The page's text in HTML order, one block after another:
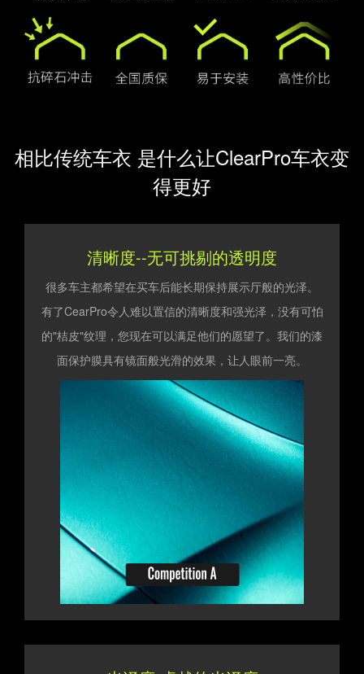
相比传统车衣 是什么让ClearPro车衣变
得更好
清晰度--无可挑剔的透明度
很多车主都希望在买车后能长期保持展示厅般的光泽。
有了CearPro令人难以置信的清晰度和强光泽，没有可怕
的"桔皮"纹理，您现在可以满足他们的愿望了。我们的漆
面保护膜具有镜面般光滑的效果，让人眼前一亮。